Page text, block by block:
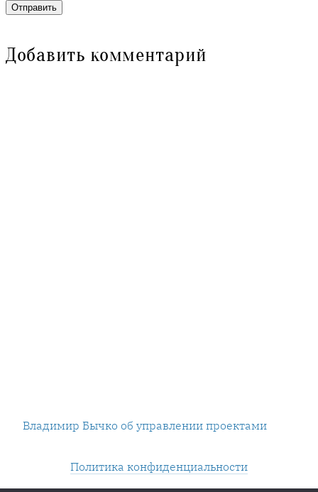
Отправить
Добавить комментарий
Владимир Бычко об управлении проектами
Политика конфиденциальности